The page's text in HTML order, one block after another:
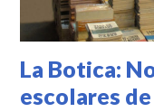
La Botica:
escolares